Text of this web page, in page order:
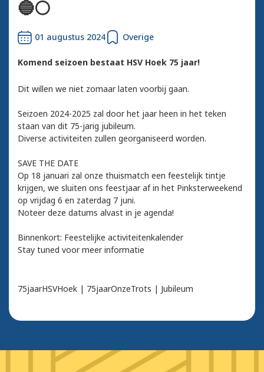
🔵⚪️
01 augustus 2024 Overige
Komend seizoen bestaat HSV Hoek 75 jaar!
Dit willen we niet zomaar laten voorbij gaan.
Seizoen 2024-2025 zal door het jaar heen in het teken
staan van dit 75-jarig jubileum.
Diverse activiteiten zullen georganiseerd worden.
SAVE THE DATE
Op 18 januari zal onze thuismatch een feestelijk tintje
krijgen, we sluiten ons feestjaar af in het Pinksterweekend
op vrijdag 6 en zaterdag 7 juni.
Noteer deze datums alvast in je agenda!
Binnenkort: Feestelijke activiteitenkalender
Stay tuned voor meer informatie
75jaarHSVHoek | 75jaarOnzeTrots | Jubileum